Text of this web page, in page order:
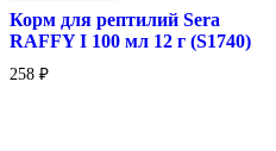
Корм для рептилий Sera
RAFFY I 100 мл 12 г (S1740)
258 ₽